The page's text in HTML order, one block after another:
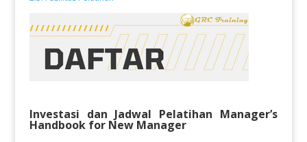
Investasi dan Jadwal Pelatihan Manager’s
Handbook for New Manager